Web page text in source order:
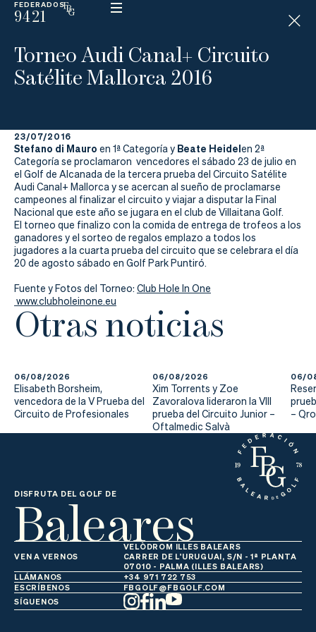
FEDERADOS
9421
ESP
N
D
I
C
La
Federación
Federarse
Jugar
Aprender
Actualidad
Torneo Audi Canal+ Circuito
Satélite Mallorca 2016
23/07/2016
Stefano di Mauro en 1ª Categoría y Beate Heidelen 2ª
Categoría se proclamaron vencedores el sábado 23 de julio en
el Golf de Alcanada de la tercera prueba del Circuito Satélite
Audi Canal+ Mallorca y se acercan al sueño de proclamarse
campeones al finalizar el circuito y viajar a disputar la Final
Nacional que este año se jugara en el club de Villaitana Golf.
El torneo que finalizo con la comida de entrega de trofeos a los
ganadores y el sorteo de regalos emplazo a todos los
jugadores a la cuarta prueba del circuito que se celebrara el día
20 de agosto sábado en Golf Park Puntiró.
Fuente y Fotos del Torneo: Club Hole In One
www.clubholeinone.eu
Otras noticias
06/08/2026
Elisabeth Borsheim,
vencedora de la V Prueba del
Circuito de Profesionales
06/08/2026
Xim Torrents y Zoe
Zavoralova lideraron la VIII
prueba del Circuito Junior –
Oftalmedic Salvà
06/
–
DISFRUTA DEL GOLF DE
Baleares
VEN A VERNOS
VELÒDROM ILLES BALEARS
CARRER DE L'URUGUAI, S/N - 1ª PLANTA
07010 - PALMA (ILLES BALEARS)
LLÁMANOS
+34 971 722 753
ESCRÍBENOS
FBGOLF@FBGOLF.COM
SÍGUENOS